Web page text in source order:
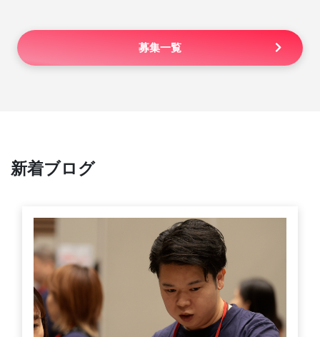
募集一覧
新着ブログ